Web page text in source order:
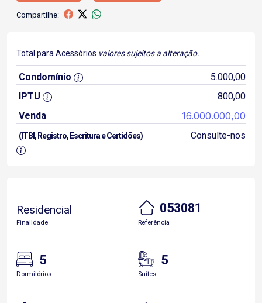
Compartilhe:
Total para Acessórios valores sujeitos a alteração.
Condomínio
5.000,00
IPTU
800,00
Venda
16.000.000,00
(ITBI, Registro, Escritura e Certidões) Consulte-nos
Residencial
Finalidade
053081
Referência
5
Dormitórios
5
Suítes